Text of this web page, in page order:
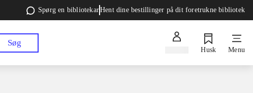
Spørg en bibliotekarHent dine bestillinger på dit foretrukne bibliotek
Søg
Husk Menu